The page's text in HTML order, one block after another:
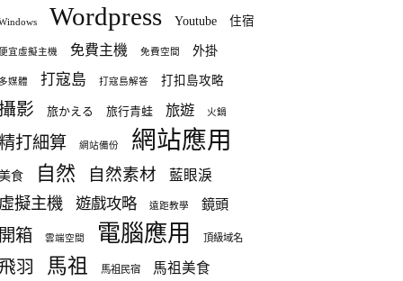
Wordpress Youtube 住宿
宜虛擬主機 免費主機 免費空間 外掛
媒體 打寇島 打寇島解答 打扣島攻略
影 旅かえる 旅行青蛙 旅遊 火鍋
打細算 網站備份 網站應用
食 自然 自然素材 藍眼淚
擬主機 遊戲攻略 遠距教學 鏡頭
箱 雲端空間 電腦應用 頂級域名
羽 馬祖 馬祖民宿 馬祖美食